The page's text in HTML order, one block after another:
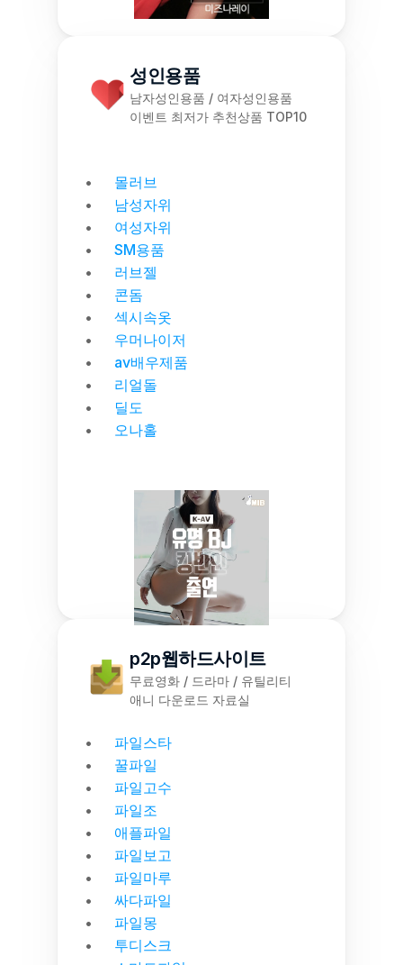
성인용품
남자성인용품 / 여자성인용품
이벤트 최저가 추천상품 TOP10
몰러브
남성자위
여성자위
SM용품
러브젤
콘돔
섹시속옷
우머나이저
av배우제품
리얼돌
딜도
오나홀
p2p웹하드사이트
무료영화 / 드라마 / 유틸리티
애니 다운로드 자료실
파일스타
꿀파일
파일고수
파일조
애플파일
파일보고
파일마루
싸다파일
파일몽
투디스크